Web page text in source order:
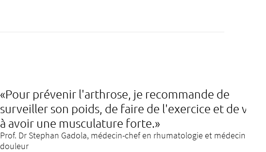
«Pour prévenir l'arthrose, je recommande de
surveiller son poids, de faire de l'exercice et de veiller
à avoir une musculature forte.»
Prof. Dr Stephan Gadola, médecin-chef en rhumatologie et médecine de la
douleur